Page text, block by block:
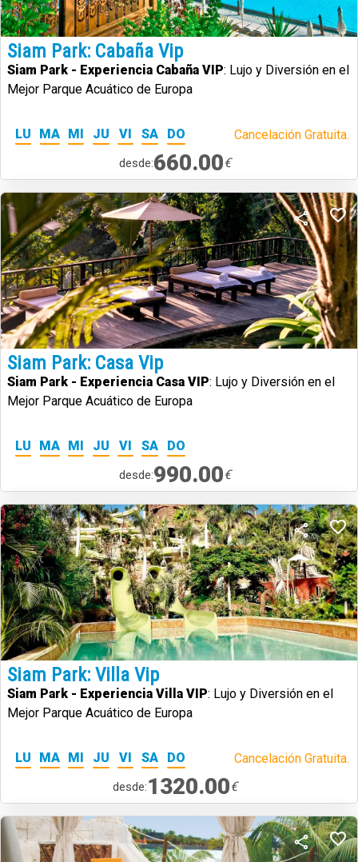
Siam Park: Cabaña Vip
Siam Park - Experiencia Cabaña VIP: Lujo y Diversión en el
Mejor Parque Acuático de Europa
LU MA MI JU VI SA DO Cancelación Gratuita.
desde:660.00€
Siam Park: Casa Vip
Siam Park - Experiencia Casa VIP: Lujo y Diversión en el
Mejor Parque Acuático de Europa
LU MA MI JU VI SA DO
desde:990.00€
Siam Park: Villa Vip
Siam Park - Experiencia Villa VIP: Lujo y Diversión en el
Mejor Parque Acuático de Europa
LU MA MI JU VI SA DO Cancelación Gratuita.
desde:1320.00€